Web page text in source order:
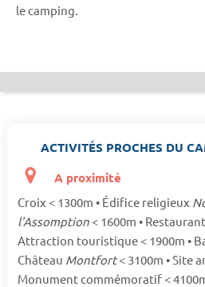
le camping.
ACTIVITÉS PROCHES DU
A proximité
Croix < 1300m • Édifice religieux
l'Assomption < 1600m • Restaurant
Attraction touristique < 1900m •
Château Montfort< 3100m • Site
Monument commémoratif <